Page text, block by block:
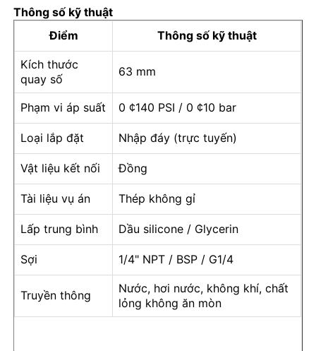
Máy đo áp suất đầy chất lỏng
Máy đo áp suất tiếp xúc điện
Bộ kiểm tra áp suất
đồng hồ đo áp suất khô
Máy đo áp suất nhỏ
Đồng hồ đo áp suất kỹ thuật số
Đồng hồ đo áp suất tiện ích
Thông số kỹ thuật
Điểm
Thông số kỹ thuật
Kích thước
quay số
63 mm
Phạm vi áp suất 0 ¢140 PSI / 0 ¢10 bar
Loại lắp đặt Nhập đáy (trực tuyến)
Vật liệu kết nối Đồng
Tài liệu vụ án Thép không gỉ
Lấp trung bình Dầu silicone / Glycerin
Sợi 1/4" NPT / BSP / G1/4
Truyền thông
Nước, hơi nước, không khí, chất
lỏng không ăn mòn